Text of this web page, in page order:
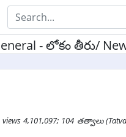
- లోకం తీరు/
4,101,097; 104 తత్వాలు